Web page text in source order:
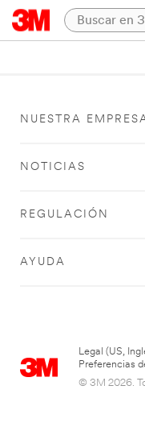
NUESTRA
NOTICIAS
REGULACIÓN
AYUDA
Legal (US,
Preferencias
© 3M 2026.